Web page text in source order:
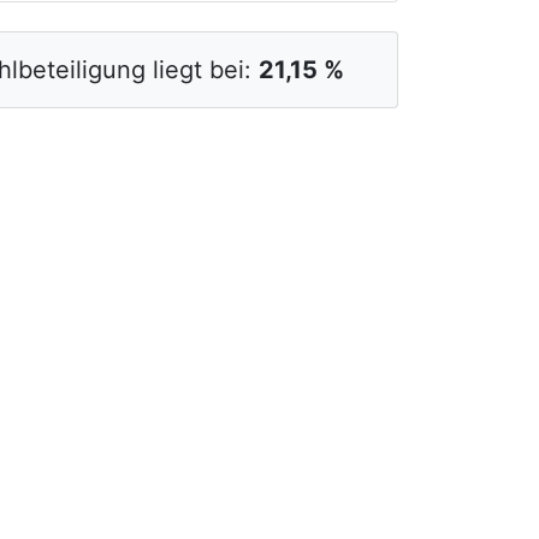
liegt bei: 21,15 %